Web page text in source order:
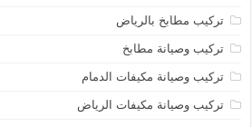
تركيب مطابخ بالرياض
تركيب وصيانة مطابخ
تركيب وصيانة مكيفات الدمام
تركيب وصيانة مكيفات الرياض